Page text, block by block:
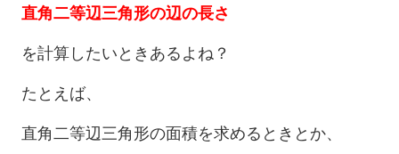
直角二等辺三角形の辺の長さ
を計算したいときあるよね？
たとえば、
直角二等辺三角形の面積を求めるときとか、